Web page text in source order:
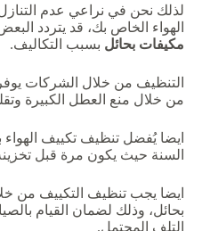
لذلك نحن في نراعي عدم
الهواء الخاص بك، قد يتردد
مكيفات بحائل بسبب التكاليف.
التنظيف من خلال الشركات يوفر
من خلال منع العطل الكبيرة
ايضا يُفضل تنظيف تكييف الهواء
السنة حيث يكون مرة قبل
ايضا يجب تنظيف التكييف من
بحائل، وذلك لضمان القيام
التلف المحتمل.